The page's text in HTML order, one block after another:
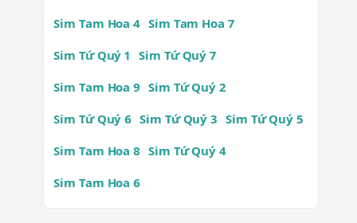
Sim Tam Hoa 4 Sim Tam Hoa 7
Sim Tứ Quý 1
Sim Tứ Quý 7
Sim Tam Hoa 9 Sim Tứ Quý 2
Sim Tứ Quý 6 Sim Tứ Quý 3 Sim Tứ Quý 5
Sim Tam Hoa 8 Sim Tứ Quý 4
Sim Tam Hoa 6